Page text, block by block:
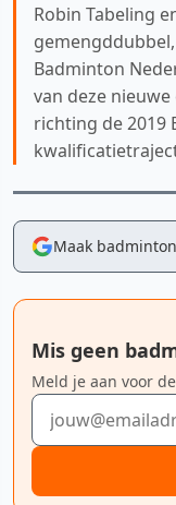
Robin Tabeling
Badminton
van deze
richting de 2019
Maak
Mis geen
Meld je aan voor
E-mailadres